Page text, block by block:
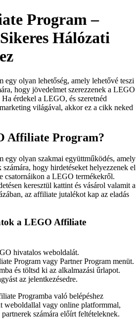
Program –
Hálózati
olyan lehetőség, amely lehetővé teszi
hogy jövedelmet szerezzenek a LEGO
érdekel a LEGO, és szeretnéd
világával, akkor ez a cikk neked
Affiliate Program?
olyan szakmai együttműködés, amely
hogy hirdetéseket helyezzenek el
csatornáikon a LEGO termékekről.
keresztül kattint és vásárol valamit a
az affiliate jutalékot kap az eladás
a LEGO Affiliate
hivatalos weboldalát.
Program vagy Partner Program menüt.
és töltsd ki az alkalmazási űrlapot.
az jelentkezésedre.
Programba való belépéshez
weboldallal vagy online platformmal,
számára előírt feltételeknek.